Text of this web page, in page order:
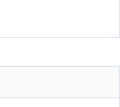
racha de